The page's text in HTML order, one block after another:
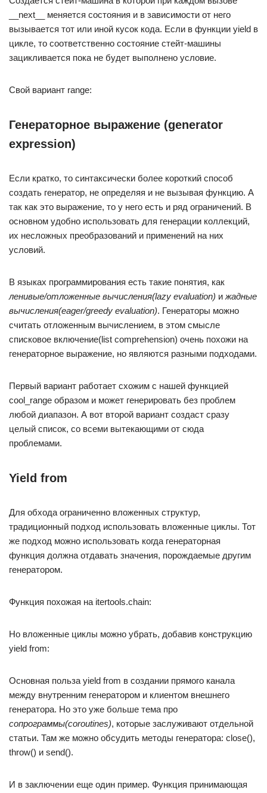
__next__ меняется состояния и в зависимости от него
вызывается тот или иной кусок кода. Если в функции yield в
цикле, то соответственно состояние стейт-машины
зацикливается пока не будет выполнено условие.
Свой вариант range:
Генераторное выражение (generator
expression)
Если кратко, то синтаксически более короткий способ
создать генератор, не определяя и не вызывая функцию. А
так как это выражение, то у него есть и ряд ограничений. В
основном удобно использовать для генерации коллекций,
их несложных преобразований и применений на них
условий.
В языках программирования есть такие понятия, как
ленивые/отложенные вычисления(lazy evaluation) и жадные
вычисления(eager/greedy evaluation). Генераторы можно
считать отложенным вычислением, в этом смысле
списковое включение(list comprehension) очень похожи на
генераторное выражение, но являются разными подходами.
Первый вариант работает схожим с нашей функцией
cool_range образом и может генерировать без проблем
любой диапазон. А вот второй вариант создаст сразу
целый список, со всеми вытекающими от сюда
проблемами.
Yield from
Для обхода ограниченно вложенных структур,
традиционный подход использовать вложенные циклы. Тот
же подход можно использовать когда генераторная
функция должна отдавать значения, порождаемые другим
генератором.
Функция похожая на itertools.chain:
Но вложенные циклы можно убрать, добавив конструкцию
yield from:
Основная польза yield from в создании прямого канала
между внутренним генератором и клиентом внешнего
генератора. Но это уже больше тема про
сопрограммы(coroutines), которые заслуживают отдельной
статьи. Там же можно обсудить методы генератора: close(),
throw() и send().
И в заключении еще один пример. Функция принимающая